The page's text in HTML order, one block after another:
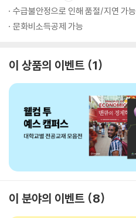
수급불안정으로 인해 품절/지연 가능
문화비소득공제 가능
이 상품의 이벤트 1
이 분야의 이벤트 8